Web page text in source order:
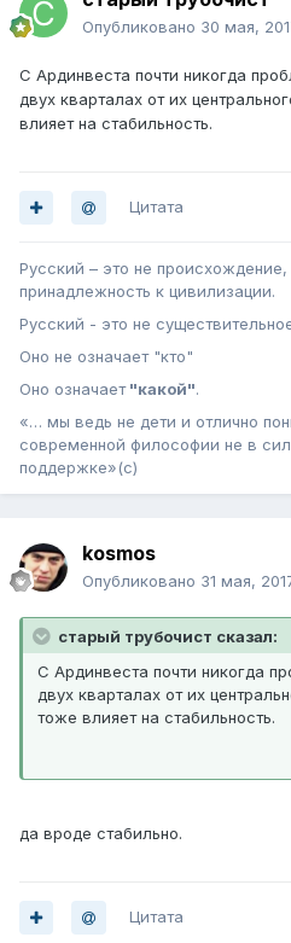
Опубликовано 30 мая,
С Ардинвеста почти никогда
двух кварталах от их
влияет на стабильность.
Цитата
Русский – это не
принадлежность к цивилизации.
Русский - это не
Оно не означает "кто"
Оно означает"какой".
«… мы ведь не дети и отлично
современной философии не в
поддержке»(с)
kosmos
Опубликовано 31 мая,
старый трубочист сказал:
С Ардинвеста почти никогда
двух кварталах от их
тоже влияет на стабильность.
да вроде стабильно.
Цитата